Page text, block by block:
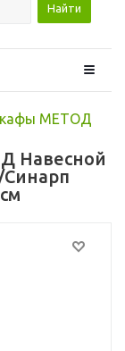
Найти
МЕТОД
Навесной